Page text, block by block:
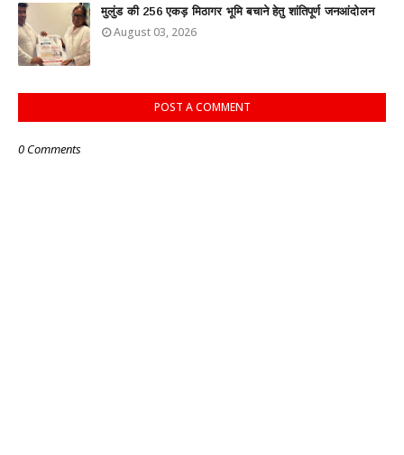
मुलुंड की 256 एकड़ मिठागर भूमि बचाने हेतु शांतिपूर्ण जनआंदोलन
August 03, 2026
POST A COMMENT
0 Comments